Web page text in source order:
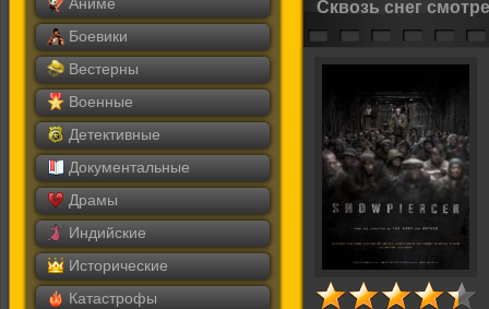
Боевики
Вестерны
Военные
Детективные
Документальные
Драмы
Индийские
Исторические
Катастрофы
Сквозь снег